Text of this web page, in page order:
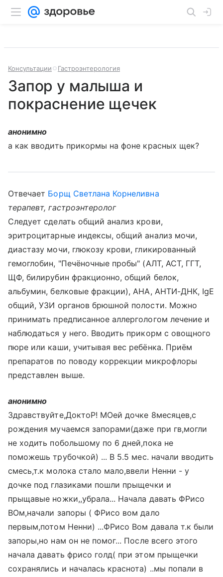
Консультации Гастроэнтерология
Запор у малыша и
покраснение щечек
анонимно
а как вводить прикормы на фоне красных щек?
Отвечает Борщ Светлана Корнеливна
терапевт, гастроэнтеролог
Следует сделать общий анализ крови,
эритроцитарные индексы, общий анализ мочи,
диастазу мочи, глюкозу крови, гликированный
гемоглобин, "Печёночные пробы" (АЛТ, АСТ, ГГТ,
ЩФ, билирубин фракционно, общий белок,
альбумин, белковые фракции), АНА, АНТИ-ДНК, IgE
общий, УЗИ органов брюшной полости. Можно
принимать предписанное аллергологом лечение и
наблюдаться у него. Вводить прикорм с овощного
пюре или каши, учитывая вес ребёнка. Приём
препаратов по поводу коррекции микрофлоры
представлен выше.
анонимно
Здравствуйте,ДоктоР! МОей дочке 8месяцев,с
рождения мучаемся запорами(даже при гв,могли
не ходить побольшому по 6 дней,пока не
поможешь трубочкой) ... В 5.5 мес. начали вводить
смесь,т.к молока стало мало,ввели Ненни - у
дочке под глазиками пошли прыщечки и
прыщавые ножки,,убрала... Начала давать ФРисо
ВОм,начали запоры ( ФРисо вом дало
первым,потом Ненни) ...ФРисо Вом давала т.к были
запоры,но нам он не помог... После всего этого
начала давать фрисо голд( при этом прыщечки
сохранялись и началась краснота) ..мы попали в